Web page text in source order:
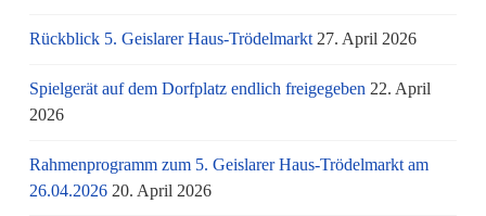
Rückblick 5. Geislarer Haus-Trödelmarkt 27. April 2026
Spielgerät auf dem Dorfplatz endlich freigegeben 22. April
2026
Rahmenprogramm zum 5. Geislarer Haus-Trödelmarkt am
26.04.2026 20. April 2026